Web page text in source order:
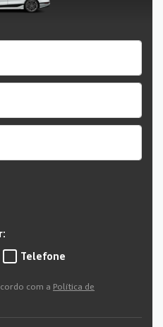
Telefone
com a Política de